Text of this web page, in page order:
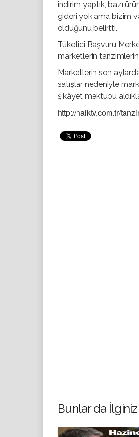
indirim yaptık, bazı
gideri yok ama bizim
olduğunu belirtti.
Tüketici Başvuru
marketlerin tanzimlerin
Marketlerin son
satışlar nedeniyle
şikâyet mektubu
http://halktv.com.tr/
Bunlar da